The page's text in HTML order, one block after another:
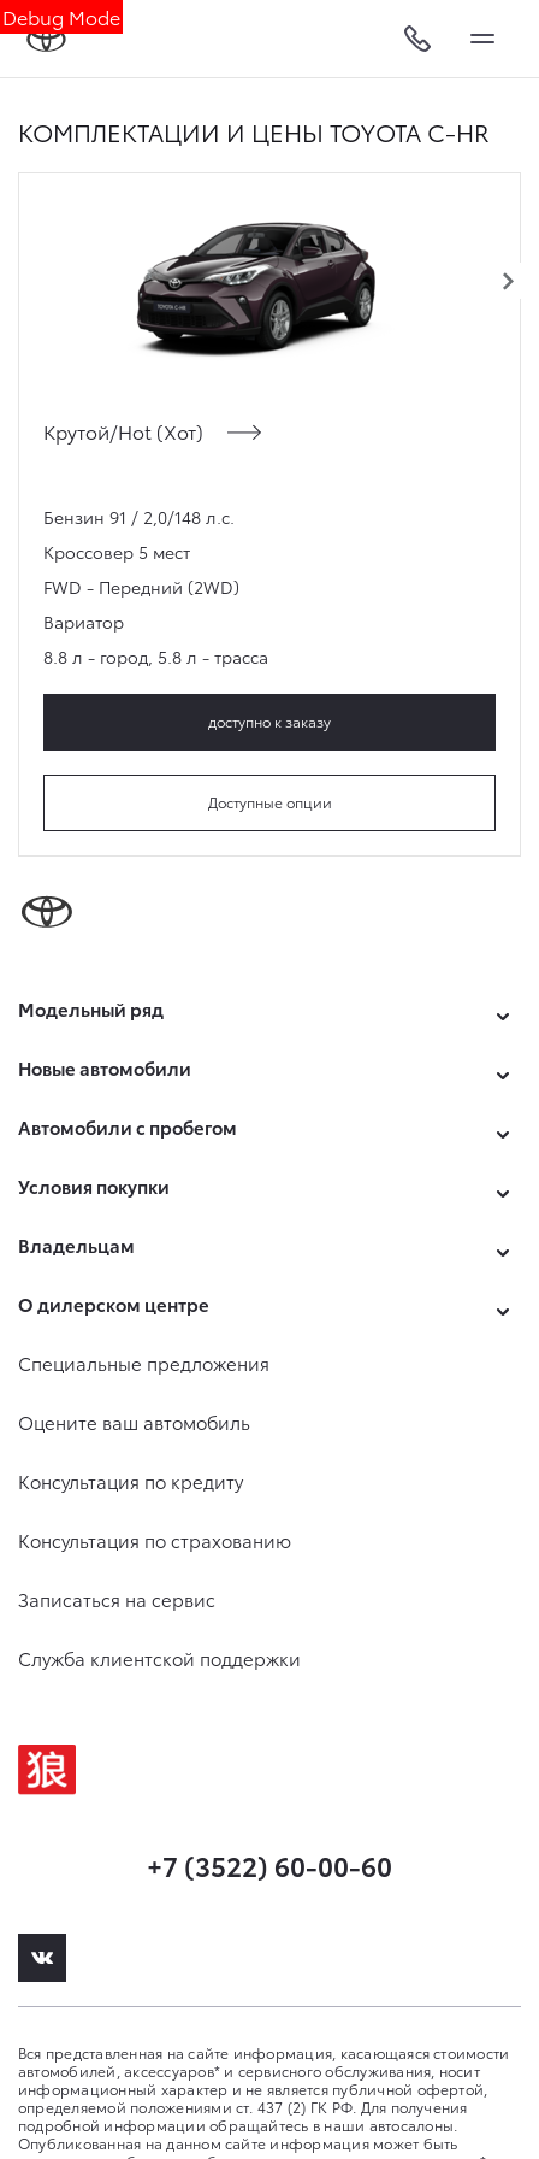
Debug Mode
КОМПЛЕКТАЦИИ И ЦЕНЫ TOYOTA C-HR
Крутой/Hot (Хот)
Бензин 91 / 2,0/148 л.с.
Кроссовер 5 мест
FWD - Передний (2WD)
Вариатор
8.8 л - город, 5.8 л - трасса
доступно к заказу
Доступные опции
Модельный ряд
Новые автомобили
Автомобили с пробегом
Условия покупки
Владельцам
О дилерском центре
Специальные предложения
Оцените ваш автомобиль
Консультация по кредиту
Консультация по страхованию
Записаться на сервис
Служба клиентской поддержки
+7 (3522) 60-00-60
Вся представленная на сайте информация, касающаяся стоимости
автомобилей, аксессуаров* и сервисного обслуживания, носит
информационный характер и не является публичной офертой,
определяемой положениями ст. 437 (2) ГК РФ. Для получения
подробной информации обращайтесь в наши автосалоны.
Опубликованная на данном сайте информация может быть